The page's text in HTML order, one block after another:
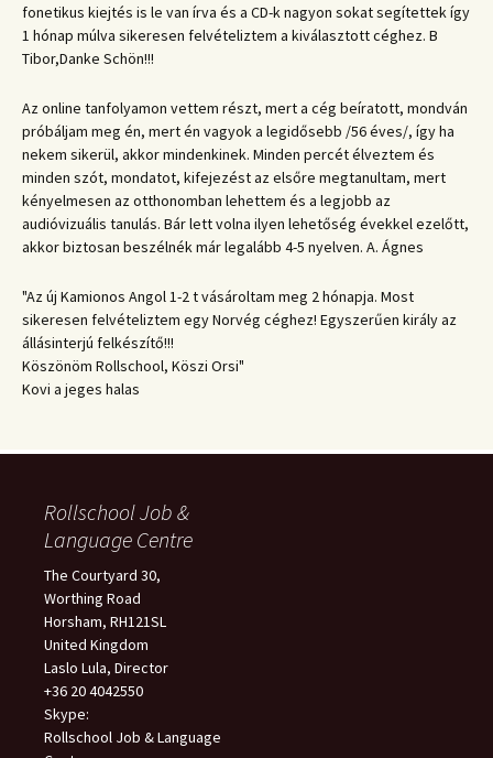
fonetikus kiejtés is le van írva és a CD-k nagyon sokat segítettek így
1 hónap múlva sikeresen felvételiztem a kiválasztott céghez. B
Tibor,Danke Schön!!!
Az online tanfolyamon vettem részt, mert a cég beíratott, mondván
próbáljam meg én, mert én vagyok a legidősebb /56 éves/, így ha
nekem sikerül, akkor mindenkinek. Minden percét élveztem és
minden szót, mondatot, kifejezést az elsőre megtanultam, mert
kényelmesen az otthonomban lehettem és a legjobb az
audióvizuális tanulás. Bár lett volna ilyen lehetőség évekkel ezelőtt,
akkor biztosan beszélnék már legalább 4-5 nyelven. A. Ágnes
"Az új Kamionos Angol 1-2 t vásároltam meg 2 hónapja. Most
sikeresen felvételiztem egy Norvég céghez! Egyszerűen király az
állásinterjú felkészítő!!!
Köszönöm Rollschool, Köszi Orsi"
Kovi a jeges halas
Rollschool Job &
Language Centre
The Courtyard 30,
Worthing Road
Horsham, RH121SL
United Kingdom
Laslo Lula, Director
+36 20 4042550
Skype:
Rollschool Job & Language